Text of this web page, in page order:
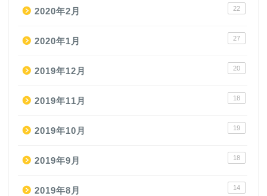
2020年2月 22
2020年1月 27
2019年12月 20
2019年11月 18
2019年10月 19
2019年9月 18
2019年8月 14